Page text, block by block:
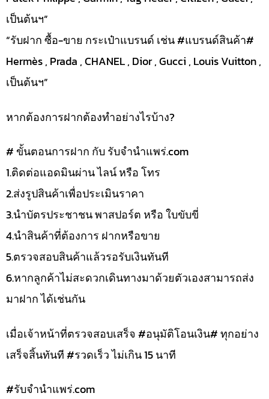
เป็นต้นฯ”
“รับฝาก ซื้อ-ขาย กระเป๋าแบรนด์ เช่น #แบรนด์สินค้า#
Hermès , Prada , CHANEL , Dior , Gucci , Louis Vuitton ,
เป็นต้นฯ”
หากต้องการฝากต้องทำอย่างไรบ้าง?
# ขั้นตอนการฝาก กับ รับจำนำแพร่.com
1.ติดต่อแอดมินผ่าน ไลน์ หรือ โทร
2.ส่งรูปสินค้าเพื่อประเมินราคา
3.นำบัตรประชาชน พาสปอร์ต หรือ ใบขับขี่
4.นำสินค้าที่ต้องการ ฝากหรือขาย
5.ตรวจสอบสินค้าแล้วรอรับเงินทันที
6.หากลูกค้าไม่สะดวกเดินทางมาด้วยตัวเองสามารถส่ง
มาฝาก ได้เช่นกัน
เมื่อเจ้าหน้าที่ตรวจสอบเสร็จ #อนุมัติโอนเงิน# ทุกอย่าง
เสร็จสิ้นทันที #รวดเร็ว ไม่เกิน 15 นาที
#รับจํานําแพร่.com